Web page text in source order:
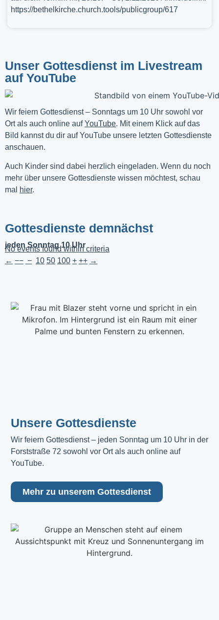
https://bethelkirche.church.tools/publicgroup/617
Unser Gottesdienst im Livestream
auf YouTube
Wir feiern Gottesdienst – Sonntags um 10 Uhr sowohl vor
Ort als auch online auf YouTube. Mit einem Klick auf das
Bild kannst du dir auf YouTube unsere letzten Gottesdienste
anschauen.
Auch Kinder sind dabei herzlich eingeladen. Wenn du noch
mehr über unsere Gottesdienste wissen möchtest, schau
mal
hier.
Gottesdienste demnächst
jeden Sonntag 10 Uhr
No events found within criteria
← −− − 10 50 100 + ++ →
Unsere Gottesdienste
Wir feiern Gottesdienst – jeden Sonntag um 10 Uhr in der
Forststraße 72 sowohl vor Ort als auch online auf
YouTube.
Mehr zu unserem Gottesdienst